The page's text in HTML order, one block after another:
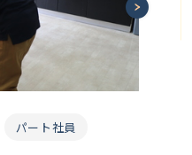
パート社員